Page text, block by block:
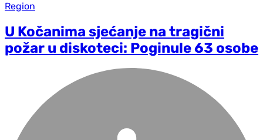
Region
U Kočanima sjećanje na tragični
požar u diskoteci: Poginule 63 osobe